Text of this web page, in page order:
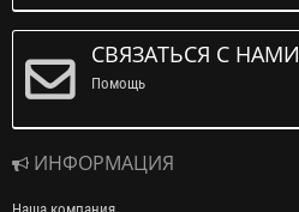
СВЯЗАТЬСЯ С НАМИ
Помощь
ИНФОРМАЦИЯ
Наша компания